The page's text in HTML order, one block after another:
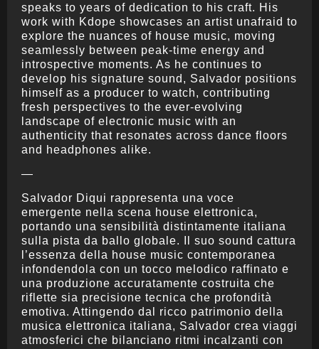
speaks to years of dedication to his craft. His
work with Kdope showcases an artist unafraid to
explore the nuances of house music, moving
seamlessly between peak-time energy and
introspective moments. As he continues to
develop his signature sound, Salvador positions
himself as a producer to watch, contributing
fresh perspectives to the ever-evolving
landscape of electronic music with an
authenticity that resonates across dance floors
and headphones alike.
—
Salvador Diqui rappresenta una voce
emergente nella scena house elettronica,
portando una sensibilità distintamente italiana
sulla pista da ballo globale. Il suo sound cattura
l’essenza della house music contemporanea
infondendola con un tocco melodico raffinato e
una produzione accuratamente costruita che
riflette sia precisione tecnica che profondità
emotiva. Attingendo dal ricco patrimonio della
musica elettronica italiana, Salvador crea viaggi
atmosferici che bilanciano ritmi incalzanti con